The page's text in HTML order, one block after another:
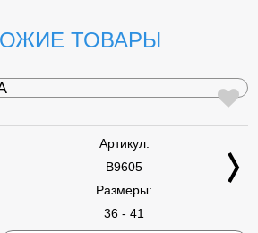
ТОВАРЫ
Артикул:
B9605
Размеры:
36 - 41